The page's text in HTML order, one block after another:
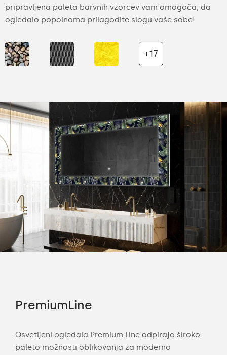
pripravljena paleta barvnih vzorcev vam omogoča, da
ogledalo popolnoma prilagodite slogu vaše sobe!
+17
PremiumLine
Osvetljeni ogledala Premium Line odpirajo široko
paleto možnosti oblikovanja za moderno